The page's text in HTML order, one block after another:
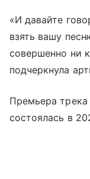
«И давайте
взять вашу
совершенно ни
подчеркнула
Премьера
состоялась в